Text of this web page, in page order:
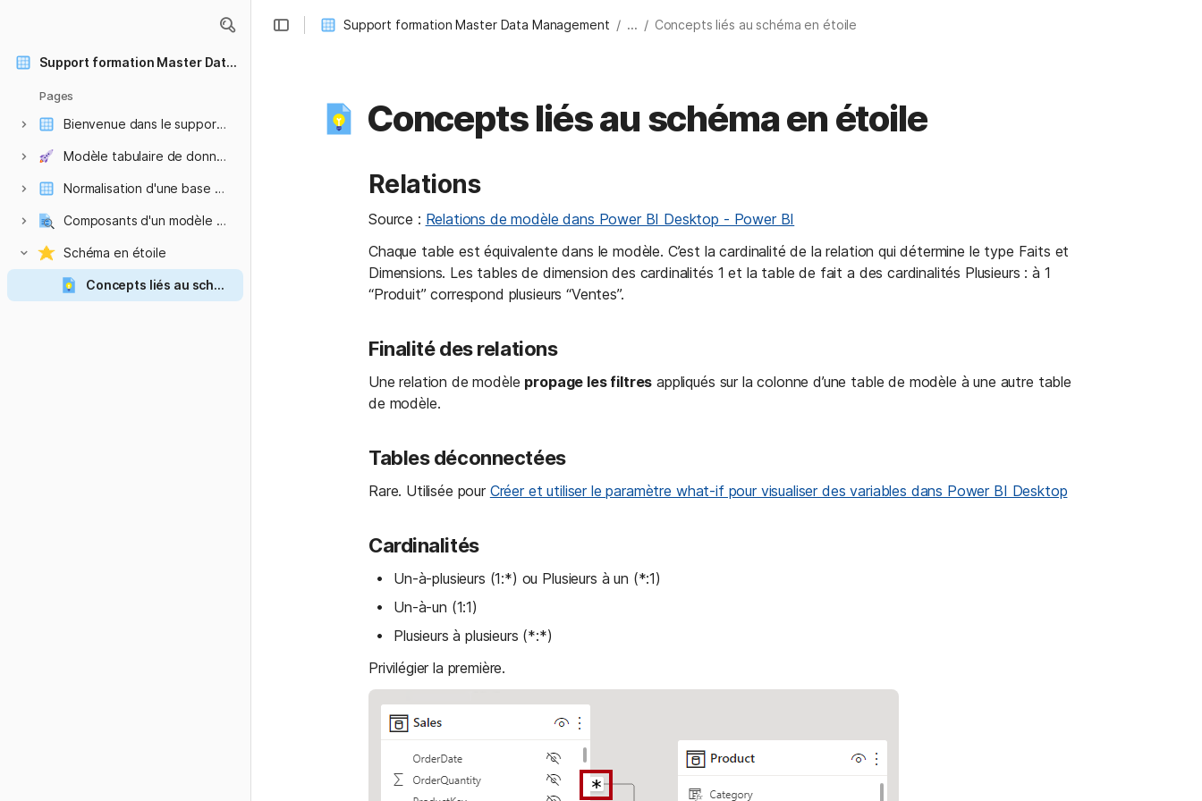
Support formation Master Data Management
Pages
Bienvenue dans le support MDM
Modèle tabulaire de données
Normalisation d'une base de données relationnelle
Composants d'un modèle tabulaire
Schéma en étoile
Concepts liés au schéma en étoile
Untitled page
Support formation Master Data Management / ... / Concepts liés au schéma en étoile
Concepts liés au schéma en étoile
Relations
Source : Relations de modèle dans Power BI Desktop - Power BI
Chaque table est équivalente dans le modèle. C’est la cardinalité de la relation qui détermine le type Faits et
Dimensions. Les tables de dimension des cardinalités 1 et la table de fait a des cardinalités Plusieurs : à 1
“Produit” correspond plusieurs “Ventes”.
Finalité des relations
Une relation de modèle propage les filtres appliqués sur la colonne d’une table de modèle à une autre table
de modèle.
Tables déconnectées
Rare. Utilisée pour Créer et utiliser le paramètre what-if pour visualiser des variables dans Power BI Desktop
Cardinalités
Un-à-plusieurs (1:*) ou Plusieurs à un (*:1)
Un-à-un (1:1)
Plusieurs à plusieurs (*:*)
Privilégier la première.